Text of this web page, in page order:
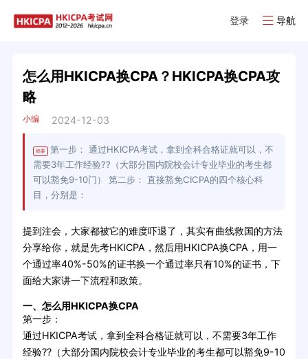
登录 导航
怎么用HKICPA换CPA？HKICPA换CPA攻
略
小编 2024-12-03
摘要
第一步： 通过HKICPA考试，拿到全科合格证就可以，不
需要3年工作经验??（大部分国内院校会计专业毕业的考生都
可以豁免9-10门） 第二步： 直接豁免CICPA的四个核心科
目，分别是：
提到注会，大家都被它的难度吓退了，其实有曲线救国的方法
分享给你，就是先考HKICPA，然后用HKICPA换CPA，用一
个通过率40%-50%的证书换一个通过率只有10%的证书，下
面给大家讲一下流程和政策。
一、怎么用HKICPA换CPA
第一步：
通过HKICPA考试，拿到全科合格证就可以，不需要3年工作
经验??（大部分国内院校会计专业毕业的考生都可以豁免9-10